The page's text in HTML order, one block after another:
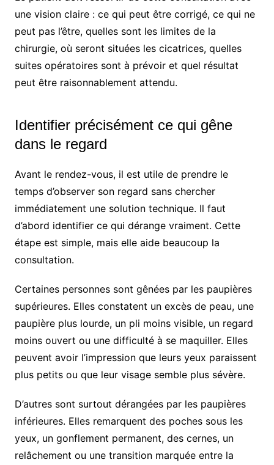
une vision claire : ce qui peut être corrigé, ce qui ne
peut pas l’être, quelles sont les limites de la
chirurgie, où seront situées les cicatrices, quelles
suites opératoires sont à prévoir et quel résultat
peut être raisonnablement attendu.
Identifier précisément ce qui gêne
dans le regard
Avant le rendez-vous, il est utile de prendre le
temps d’observer son regard sans chercher
immédiatement une solution technique. Il faut
d’abord identifier ce qui dérange vraiment. Cette
étape est simple, mais elle aide beaucoup la
consultation.
Certaines personnes sont gênées par les paupières
supérieures. Elles constatent un excès de peau, une
paupière plus lourde, un pli moins visible, un regard
moins ouvert ou une difficulté à se maquiller. Elles
peuvent avoir l’impression que leurs yeux paraissent
plus petits ou que leur visage semble plus sévère.
D’autres sont surtout dérangées par les paupières
inférieures. Elles remarquent des poches sous les
yeux, un gonflement permanent, des cernes, un
relâchement ou une transition marquée entre la